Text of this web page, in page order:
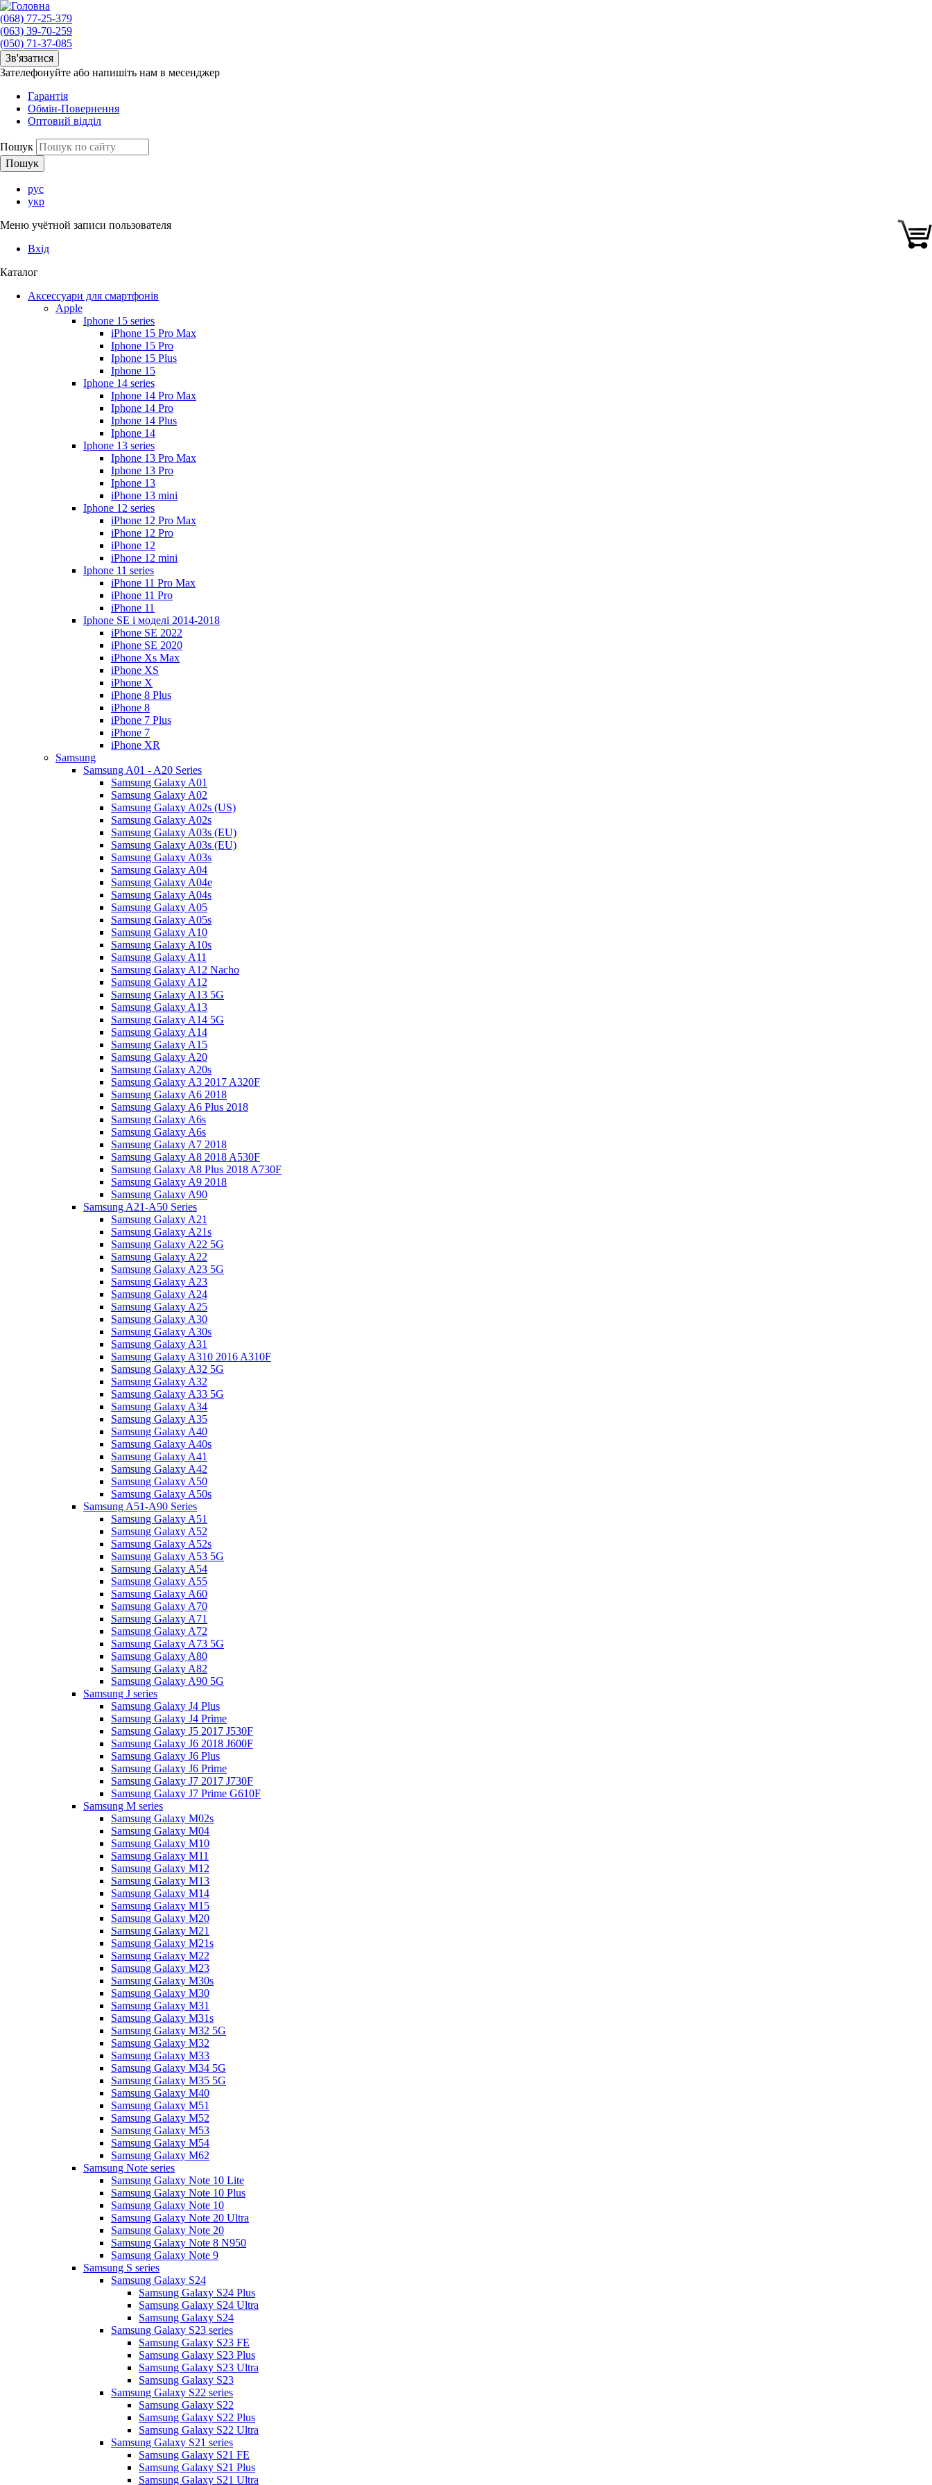
(068) 77-25-379
(063) 39-70-259
(050) 71-37-085
Зв'язатися
Зателефонуйте або напишіть нам в месенджер
Гарантія
Обмін-Повернення
Оптовий відділ
Пошук
рус
укр
Меню учётной записи пользователя
Вхід
Каталог
Аксессуари для смартфонів
Apple
Iphone 15 series
iPhone 15 Pro Max
Iphone 15 Pro
Iphone 15 Plus
Iphone 15
Iphone 14 series
Iphone 14 Pro Max
Iphone 14 Pro
Iphone 14 Plus
Iphone 14
Iphone 13 series
Iphone 13 Pro Max
Iphone 13 Pro
Iphone 13
iPhone 13 mini
Iphone 12 series
iPhone 12 Pro Max
iPhone 12 Pro
iPhone 12
iPhone 12 mini
Iphone 11 series
iPhone 11 Pro Max
iPhone 11 Pro
iPhone 11
Iphone SE і моделі 2014-2018
iPhone SE 2022
iPhone SE 2020
iPhone Xs Max
iPhone XS
iPhone X
iPhone 8 Plus
iPhone 8
iPhone 7 Plus
iPhone 7
iPhone XR
Samsung
Samsung A01 - A20 Series
Samsung Galaxy A01
Samsung Galaxy A02
Samsung Galaxy A02s (US)
Samsung Galaxy A02s
Samsung Galaxy A03s (EU)
Samsung Galaxy A03s (EU)
Samsung Galaxy A03s
Samsung Galaxy A04
Samsung Galaxy A04e
Samsung Galaxy A04s
Samsung Galaxy A05
Samsung Galaxy A05s
Samsung Galaxy A10
Samsung Galaxy A10s
Samsung Galaxy A11
Samsung Galaxy A12 Nacho
Samsung Galaxy A12
Samsung Galaxy A13 5G
Samsung Galaxy A13
Samsung Galaxy A14 5G
Samsung Galaxy A14
Samsung Galaxy A15
Samsung Galaxy A20
Samsung Galaxy A20s
Samsung Galaxy A3 2017 A320F
Samsung Galaxy A6 2018
Samsung Galaxy A6 Plus 2018
Samsung Galaxy A6s
Samsung Galaxy A6s
Samsung Galaxy A7 2018
Samsung Galaxy A8 2018 A530F
Samsung Galaxy A8 Plus 2018 A730F
Samsung Galaxy A9 2018
Samsung Galaxy A90
Samsung A21-A50 Series
Samsung Galaxy A21
Samsung Galaxy A21s
Samsung Galaxy A22 5G
Samsung Galaxy A22
Samsung Galaxy A23 5G
Samsung Galaxy A23
Samsung Galaxy A24
Samsung Galaxy A25
Samsung Galaxy A30
Samsung Galaxy A30s
Samsung Galaxy A31
Samsung Galaxy A310 2016 A310F
Samsung Galaxy A32 5G
Samsung Galaxy A32
Samsung Galaxy A33 5G
Samsung Galaxy A34
Samsung Galaxy A35
Samsung Galaxy A40
Samsung Galaxy A40s
Samsung Galaxy A41
Samsung Galaxy A42
Samsung Galaxy A50
Samsung Galaxy A50s
Samsung A51-A90 Series
Samsung Galaxy A51
Samsung Galaxy A52
Samsung Galaxy A52s
Samsung Galaxy A53 5G
Samsung Galaxy A54
Samsung Galaxy A55
Samsung Galaxy A60
Samsung Galaxy A70
Samsung Galaxy A71
Samsung Galaxy A72
Samsung Galaxy A73 5G
Samsung Galaxy A80
Samsung Galaxy A82
Samsung Galaxy A90 5G
Samsung J series
Samsung Galaxy J4 Plus
Samsung Galaxy J4 Prime
Samsung Galaxy J5 2017 J530F
Samsung Galaxy J6 2018 J600F
Samsung Galaxy J6 Plus
Samsung Galaxy J6 Prime
Samsung Galaxy J7 2017 J730F
Samsung Galaxy J7 Prime G610F
Samsung M series
Samsung Galaxy M02s
Samsung Galaxy M04
Samsung Galaxy M10
Samsung Galaxy M11
Samsung Galaxy M12
Samsung Galaxy M13
Samsung Galaxy M14
Samsung Galaxy M15
Samsung Galaxy M20
Samsung Galaxy M21
Samsung Galaxy M21s
Samsung Galaxy M22
Samsung Galaxy M23
Samsung Galaxy M30s
Samsung Galaxy M30
Samsung Galaxy M31
Samsung Galaxy M31s
Samsung Galaxy M32 5G
Samsung Galaxy M32
Samsung Galaxy M33
Samsung Galaxy M34 5G
Samsung Galaxy M35 5G
Samsung Galaxy M40
Samsung Galaxy M51
Samsung Galaxy M52
Samsung Galaxy M53
Samsung Galaxy M54
Samsung Galaxy M62
Samsung Note series
Samsung Galaxy Note 10 Lite
Samsung Galaxy Note 10 Plus
Samsung Galaxy Note 10
Samsung Galaxy Note 20 Ultra
Samsung Galaxy Note 20
Samsung Galaxy Note 8 N950
Samsung Galaxy Note 9
Samsung S series
Samsung Galaxy S24
Samsung Galaxy S24 Plus
Samsung Galaxy S24 Ultra
Samsung Galaxy S24
Samsung Galaxy S23 series
Samsung Galaxy S23 FE
Samsung Galaxy S23 Plus
Samsung Galaxy S23 Ultra
Samsung Galaxy S23
Samsung Galaxy S22 series
Samsung Galaxy S22
Samsung Galaxy S22 Plus
Samsung Galaxy S22 Ultra
Samsung Galaxy S21 series
Samsung Galaxy S21 FE
Samsung Galaxy S21 Plus
Samsung Galaxy S21 Ultra